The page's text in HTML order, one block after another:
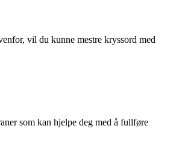
vil du kunne mestre kryssord med
som kan hjelpe deg med å fullføre